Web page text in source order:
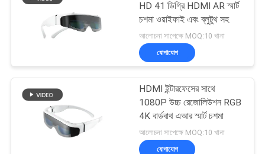
সাইটম্যাপ
গোপনীয়তা
নীতি
মাইক্রো ডিসপ্লে মডিউল
101
HD 41 ডিগ্রি HDMI AR স্মার্ট
চশমা ওয়াইফাই এবং ব্লুটুথ সহ
আলোচনা সাপেক্ষে MOQ:10 খানা
যোগাযোগ
HDMI ইন্টারফেসের সাথে
1080P উচ্চ রেজোলিউশন RGB
4K বার্ডবাথ এআর স্মার্ট চশমা
আলোচনা সাপেক্ষে MOQ:10 খানা
যোগাযোগ